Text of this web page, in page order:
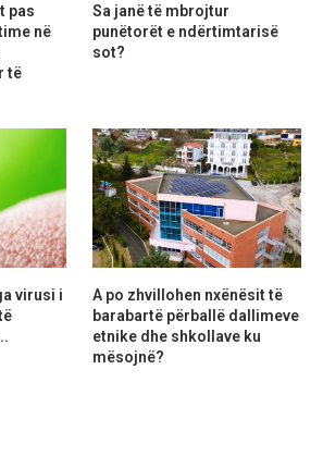
pas
në
të
Sa janë të mbrojtur
punëtorët e ndërtimtarisë
sot?
virusi i
A po zhvillohen nxënësit të
barabartë përballë dallimeve
etnike dhe shkollave ku
mësojnë?